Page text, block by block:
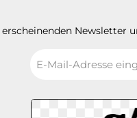
Mail-
*